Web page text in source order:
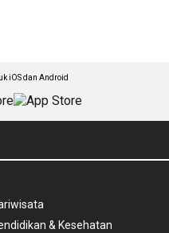
iOS dan Android
& Kesehatan